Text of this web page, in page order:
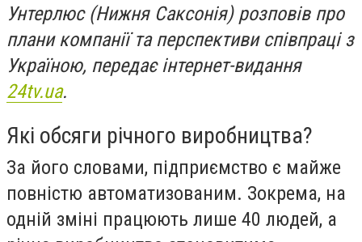
Унтерлюс (Нижня Саксонія) розповів про
плани компанії та перспективи співпраці з
Україною, передає інтернет-видання
24tv.ua.
Які обсяги річного виробництва?
За його словами, підприємство є майже
повністю автоматизованим. Зокрема, на
одній зміні працюють лише 40 людей, а